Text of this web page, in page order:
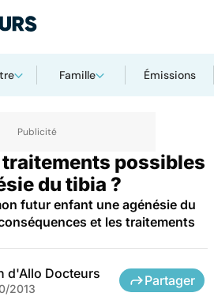
Famille Émissions
raresMaladies rares
possibles
du tibia ?
futur enfant une agénésie du
et les traitements
d'Allo Docteurs
2013
Partager